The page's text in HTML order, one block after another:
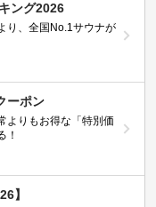
ング2026
り、全国No.1サウナが
ーポン
りもお得な「特別価
！
】